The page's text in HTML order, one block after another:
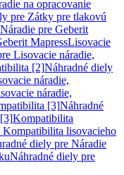
na opracovanie
pre Zátky pre tlakovú
Náradie pre Geberit
MapressLisovacie
Lisovacie náradie,
[2]Náhradné diely
náradie,
náradie,
[3]Náhradné
Kompatibilita
Kompatibilita lisovacieho
diely pre Náradie
Náhradné diely pre